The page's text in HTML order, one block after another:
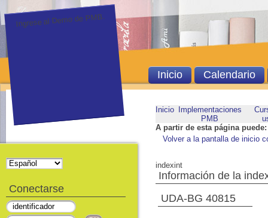
Inicio
Implementaciones
PMB
A partir de esta página puede:
Volver a la pantalla de inicio
indexint
Información de la
UDA-BG 40815
Ingrese al Demo de PMB.
Inicio Calendario
Conectarse